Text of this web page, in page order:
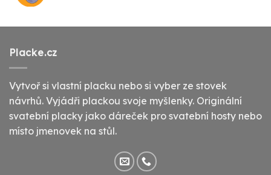
Placke.cz
Vytvoř si vlastní placku nebo si vyber ze stovek
návrhů. Vyjádři plackou svoje myšlenky. Originální
svatební placky jako dáreček pro svatební hosty nebo
místo jmenovek na stůl.